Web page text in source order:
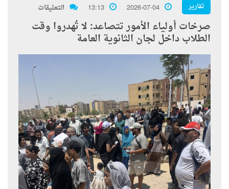
تقارير 2026-07-04
13:13 التعليقات
صرخات أولياء الأمور تتصاعد: لا تُهدروا وقت
الطلاب داخل لجان الثانوية العامة